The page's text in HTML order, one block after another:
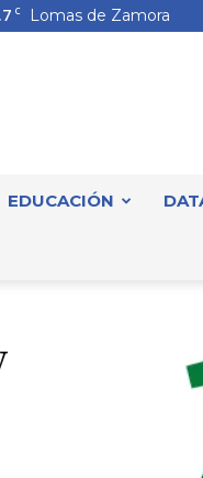
C Lomas de Zamora
EDUCACIÓN